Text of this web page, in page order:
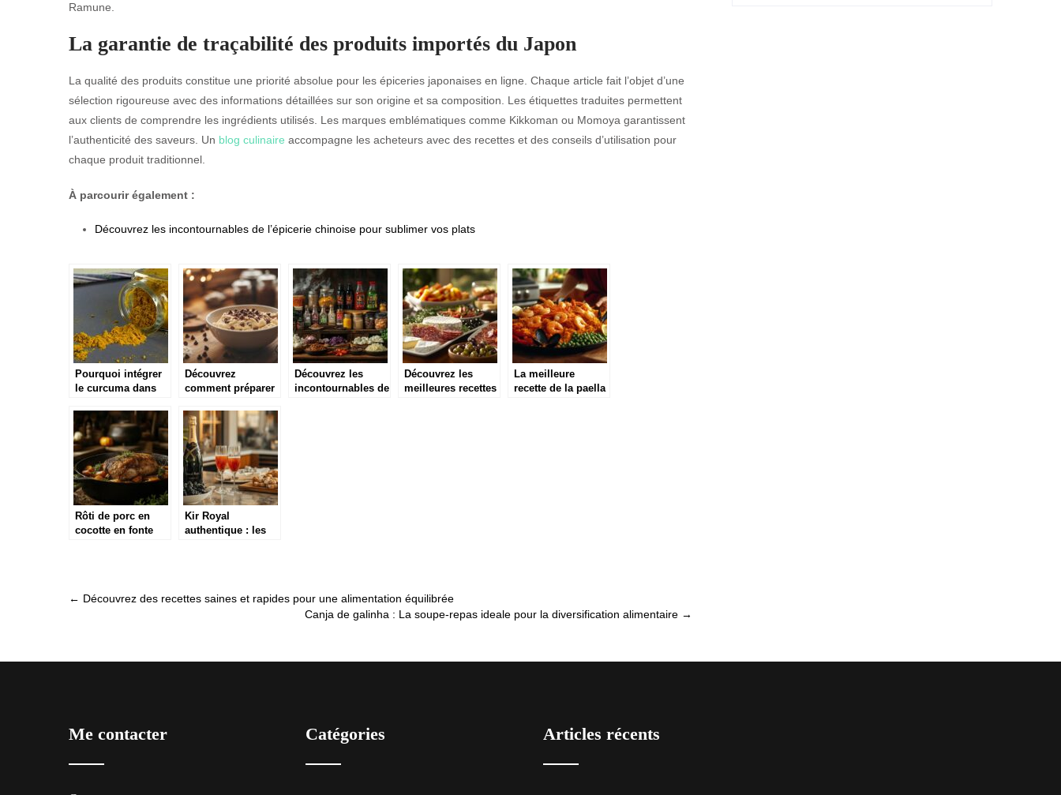
Ramune.
La garantie de traçabilité des produits importés du Japon
La qualité des produits constitue une priorité absolue pour les épiceries japonaises en ligne. Chaque article fait l’objet d’une
sélection rigoureuse avec des informations détaillées sur son origine et sa composition. Les étiquettes traduites permettent
aux clients de comprendre les ingrédients utilisés. Les marques emblématiques comme Kikkoman ou Momoya garantissent
l’authenticité des saveurs. Un blog culinaire accompagne les acheteurs avec des recettes et des conseils d’utilisation pour
chaque produit traditionnel.
À parcourir également :
Découvrez les incontournables de l’épicerie chinoise pour sublimer vos plats
Pourquoi intégrer
le curcuma dans
Découvrez
comment préparer
à cookie crue
maison
Découvrez les
incontournables de
Découvrez les
meilleures recettes
La meilleure
recette de la paella
Rôti de porc en
cocotte en fonte
Kir Royal
authentique : les
Post
← Découvrez des recettes saines et rapides pour une alimentation équilibrée
Canja de galinha : La soupe-repas ideale pour la diversification alimentaire →
Me contacter Catégories Articles récents